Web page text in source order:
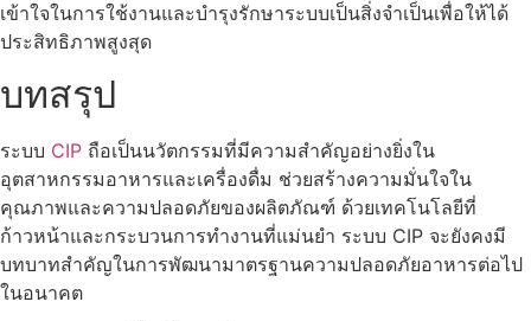
เข้าใจในการใช้งานและบำรุงรักษาระบบเป็นสิ่งจำเป็นเพื่อให้ได้
ประสิทธิภาพสูงสุด
บทสรุป
ระบบ CIP ถือเป็นนวัตกรรมที่มีความสำคัญอย่างยิ่งใน
อุตสาหกรรมอาหารและเครื่องดื่ม ช่วยสร้างความมั่นใจใน
คุณภาพและความปลอดภัยของผลิตภัณฑ์ ด้วยเทคโนโลยีที่
ก้าวหน้าและกระบวนการทำงานที่แม่นยำ ระบบ CIP จะยังคงมี
บทบาทสำคัญในการพัฒนามาตรฐานความปลอดภัยอาหารต่อไป
ในอนาคต